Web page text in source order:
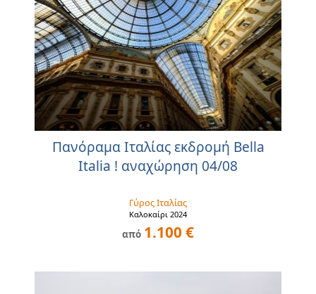
Πανόραμα Ιταλίας εκδρομή Bella
Italia ! αναχώρηση 04/08
Γύρος Ιταλίας
Καλοκαίρι 2024
από 1.100 €